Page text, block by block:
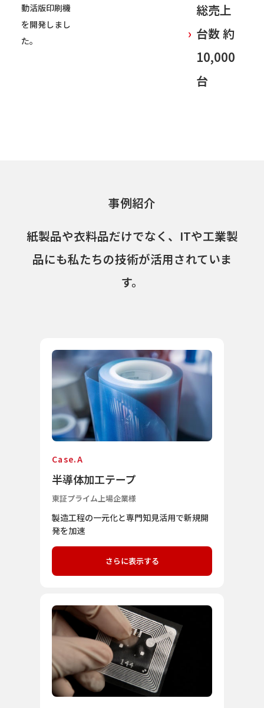
動活版印刷機
を開発しまし
た。
›
総売上
台数 約
10,000
台
事例紹介
紙製品や衣料品だけでなく、ITや工業製
品にも私たちの技術が活用されていま
す。
Case.A
半導体加工テープ
東証プライム上場企業様
製造工程の一元化と専門知見活用で新規開
発を加速
さらに表示する